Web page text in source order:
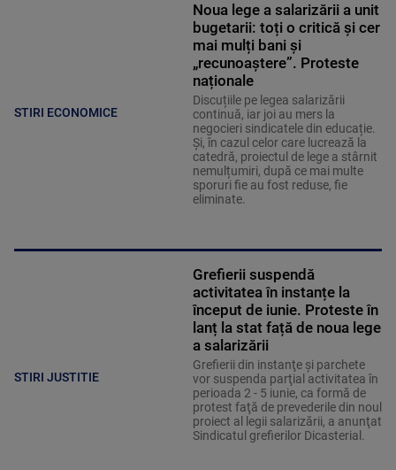
STIRI ECONOMICE
Noua lege a salarizării a unit
bugetarii: toți o critică și cer
mai mulți bani și
„recunoaștere”. Proteste
naționale
Discuțiile pe legea salarizării
continuă, iar joi au mers la
negocieri sindicatele din educație.
Și, în cazul celor care lucrează la
catedră, proiectul de lege a stârnit
nemulțumiri, după ce mai multe
sporuri fie au fost reduse, fie
eliminate.
STIRI JUSTITIE
Grefierii suspendă
activitatea în instanțe la
început de iunie. Proteste în
lanț la stat față de noua lege
a salarizării
Grefierii din instanţe şi parchete
vor suspenda parţial activitatea în
perioada 2 - 5 iunie, ca formă de
protest faţă de prevederile din noul
proiect al legii salarizării, a anunţat
Sindicatul grefierilor Dicasterial.